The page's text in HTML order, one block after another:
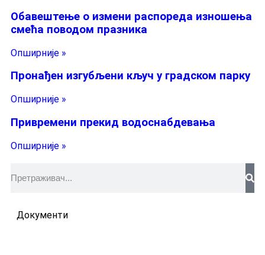
Обавештење о измени распореда изношења
смећа поводом празника
Опширније »
Пронађен изгубљени кључ у градском парку
Опширније »
Привремени прекид водоснабдевања
Опширније »
Документи